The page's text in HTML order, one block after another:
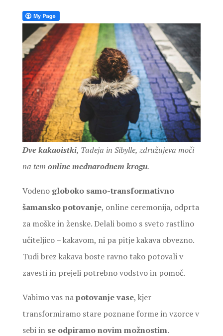
Dve kakaoistki, Tadeja in Sibylle, združujeva moči
na tem online mednarodnem krogu.
Vodeno globoko samo-transformativno
šamansko potovanje, online ceremonija, odprta
za moške in ženske. Delali bomo s sveto rastlino
učiteljico – kakavom, ni pa pitje kakava obvezno.
Tudi brez kakava boste ravno tako potovali v
zavesti in prejeli potrebno vodstvo in pomoč.
Vabimo vas napotovanje vase, kjer
transformiramo stare poznane forme in vzorce v
sebi in se odpiramo novim možnostim.